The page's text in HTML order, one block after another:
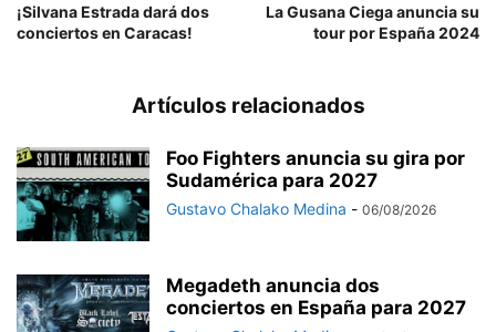
¡Silvana Estrada dará dos
conciertos en Caracas!
La Gusana Ciega anuncia su
tour por España 2024
Artículos relacionados
Foo Fighters anuncia su gira por
Sudamérica para 2027
Gustavo Chalako Medina - 06/08/2026
Megadeth anuncia dos
conciertos en España para 2027